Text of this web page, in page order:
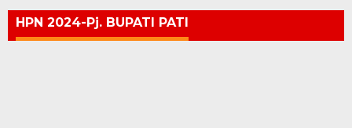
HPN 2024-Pj. BUPATI PATI